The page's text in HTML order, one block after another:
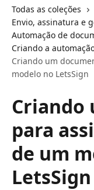
Todas as coleções
Envio, assinatura e
Automação de
Criando a
Criando um
modelo no LetsSign
Criando
para
de um
LetsSign